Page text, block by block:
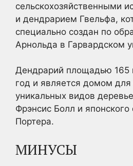
сельскохозяйственными
и дендрарием Гвельфа,
специально создан по
Арнольда в Гарвардском
Дендрарий площадью 165
год и является домом
уникальных видов
Фрэнсис Болл и
Портера.
МИНУСЫ